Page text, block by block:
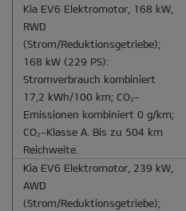
Kia EV6 Elektromotor, 168 kW,
RWD
(Strom/Reduktionsgetriebe);
168 kW (229 PS):
Stromverbrauch kombiniert
17,2 kWh/100 km; CO₂-
Emissionen kombiniert 0 g/km;
CO₂-Klasse A. Bis zu 504 km
Reichweite.
Kia EV6 Elektromotor, 239 kW,
AWD
(Strom/Reduktionsgetriebe);